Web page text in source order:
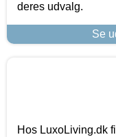
deres udvalg.
Se
Hos LuxoLiving.dk